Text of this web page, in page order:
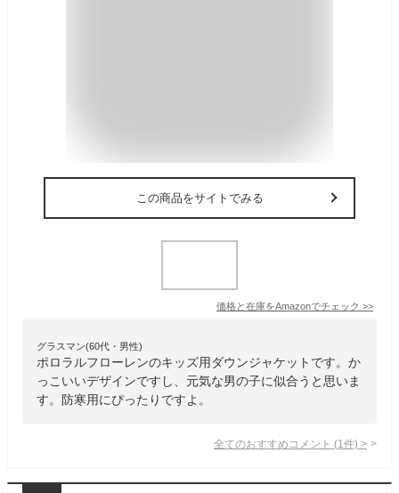
この商品をサイトでみる
価格と在庫をAmazonでチェック >>
グラスマン(60代・男性)
ポロラルフローレンのキッズ用ダウンジャケットです。か
っこいいデザインですし、元気な男の子に似合うと思いま
す。防寒用にぴったりですよ。
全てのおすすめコメント (1 件) >